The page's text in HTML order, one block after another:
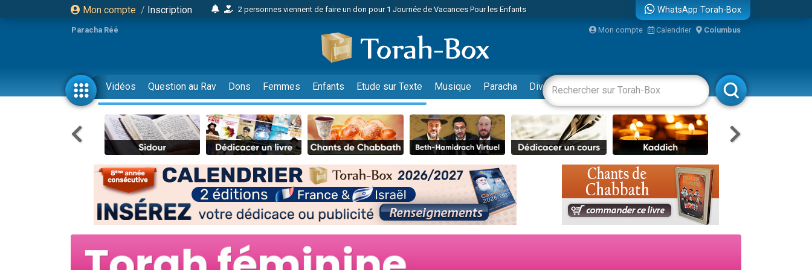
Mon compte / Inscription
17 personnes viennent de demander une bénédiction
4 personnes viennent de nous rejoindre sur WhatsApp
Il reste 49 places pour étudier en groupe sur Zoom
Eva vient de donner son Maasser
3 personnes viennent de nous rejoindre sur WhatsApp
3 personnes viennent de faire un don pour 5 jours de vacances aux Orphelins
Odaya vient de donner son Maasser
2 personnes viennent de nous rejoindre sur WhatsApp
13 personnes viennent de demander une bénédiction
12 nouvelles musiques dans Torah-Box Music
30 personnes viennent de faire un don pour Sauvez la jambe de Yohan
Il reste 49 places pour étudier en groupe sur Zoom
WhatsApp Torah-Box
Paracha Réé Mon compte Calendrier Columbus
Vidéos Question au Rav Dons Femmes Enfants Etude sur Texte Musique Paracha Divertissements Livres Rabbanim